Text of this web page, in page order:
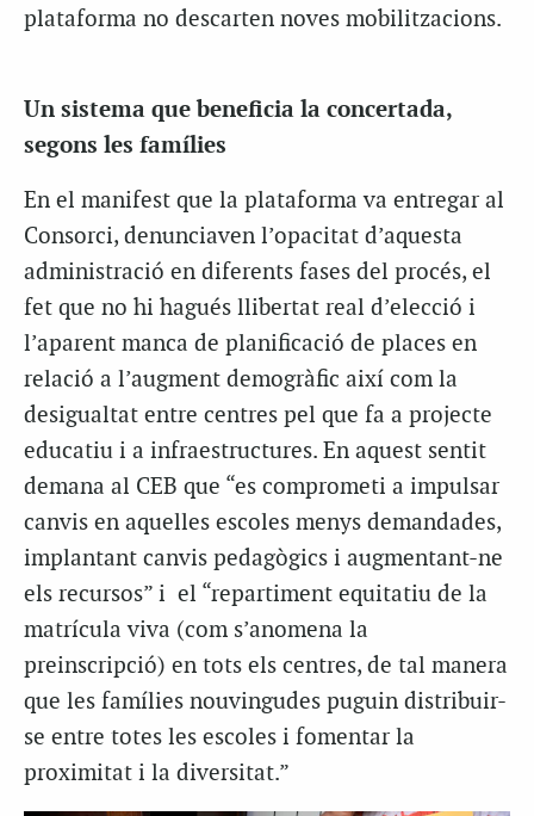
plataforma no descarten noves mobilitzacions.
Un sistema que beneficia la concertada,
segons les famílies
En el manifest que la plataforma va entregar al
Consorci, denunciaven l’opacitat d’aquesta
administració en diferents fases del procés, el
fet que no hi hagués llibertat real d’elecció i
l’aparent manca de planificació de places en
relació a l’augment demogràfic així com la
desigualtat entre centres pel que fa a projecte
educatiu i a infraestructures. En aquest sentit
demana al CEB que “es comprometi a impulsar
canvis en aquelles escoles menys demandades,
implantant canvis pedagògics i augmentant-ne
els recursos” i el “repartiment equitatiu de la
matrícula viva (com s’anomena la
preinscripció) en tots els centres, de tal manera
que les famílies nouvingudes puguin distribuir-
se entre totes les escoles i fomentar la
proximitat i la diversitat.”